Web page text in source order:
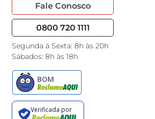
Fale Conosco
0800 720 1111
Segunda à Sexta: 8h às 20h
Sábados: 8h às 18h